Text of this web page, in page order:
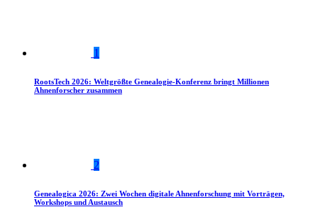
1
RootsTech 2026: Weltgrößte Genealogie-Konferenz bringt Millionen
Ahnenforscher zusammen
2
Genealogica 2026: Zwei Wochen digitale Ahnenforschung mit Vorträgen,
Workshops und Austausch